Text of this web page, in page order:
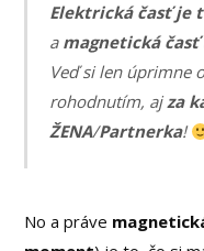
Elektrická časť je
a magnetická časť
Veď si len úprimne
rohodnutím, ajza
ŽENA/Partnerka!
No a práve